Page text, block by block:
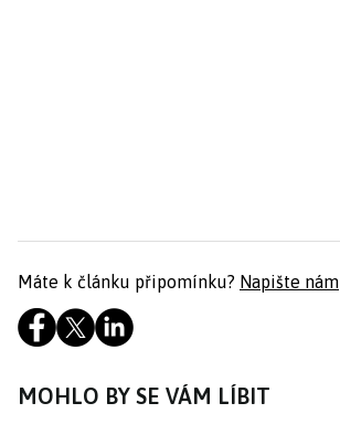
Máte k článku připomínku? Napište nám
MOHLO BY SE VÁM LÍBIT